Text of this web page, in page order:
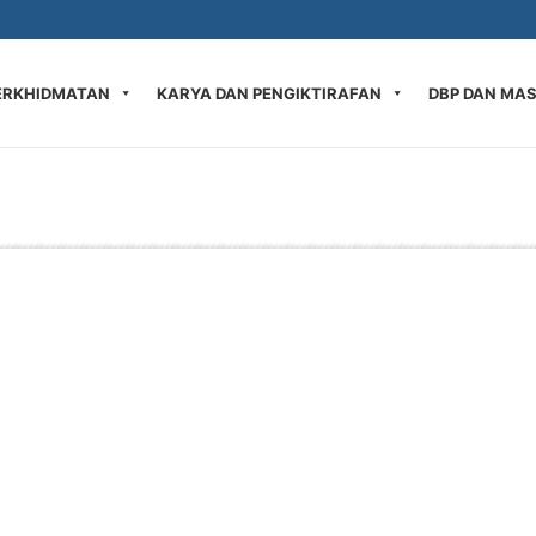
KARYA DAN PENGIKTIRAFAN DBP DAN